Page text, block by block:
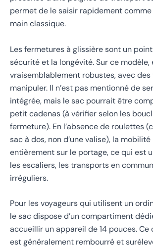
permet de le saisir rapidement comme
main classique.
Les fermetures à glissière sont un
sécurité et la longévité. Sur ce modèle,
vraisemblablement robustes, avec
manipuler. Il n’est pas mentionné de
intégrée, mais le sac pourrait être
petit cadenas (à vérifier selon les
fermeture). En l’absence de roulettes
sac à dos, non d’une valise), la
entièrement sur le portage, ce qui est
les escaliers, les transports en
irréguliers.
Pour les voyageurs qui utilisent un
le sac dispose d’un compartiment
accueillir un appareil de 14 pouces.
est généralement rembourré et